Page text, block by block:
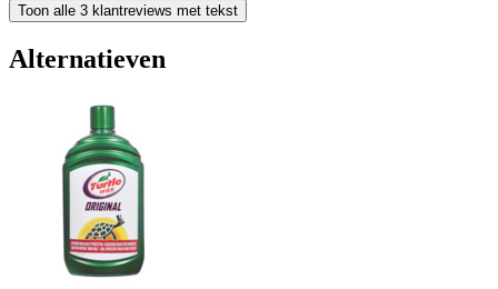
Toon alle 3 klantreviews met tekst
Alternatieven